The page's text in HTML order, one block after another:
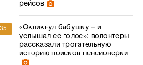
рейсов
«Окликнул бабушку – и
услышал ее голос»: волонтеры
рассказали трогательную
историю поисков пенсионерки